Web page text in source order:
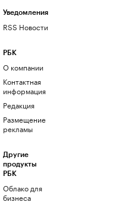
Уведомления
RSS Новости
РБК
О компании
Контактная
информация
Редакция
Размещение
рекламы
Другие
продукты
РБК
Облако для
бизнеса